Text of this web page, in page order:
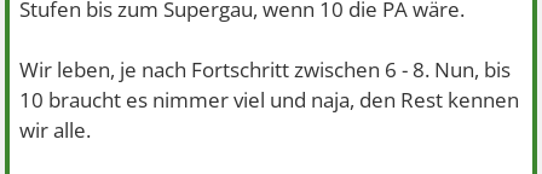
Stufen bis zum Supergau, wenn 10 die PA wäre.
Wir leben, je nach Fortschritt zwischen 6 - 8. Nun, bis
10 braucht es nimmer viel und naja, den Rest kennen
wir alle.